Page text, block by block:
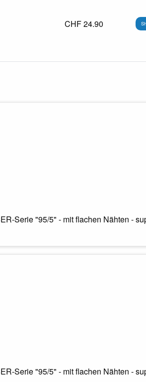
CHF 24.90
Serie "95/5" - mit flachen Nähten -
Serie "95/5" - mit flachen Nähten -